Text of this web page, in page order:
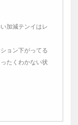
加減テンイはレ
ョン下がってる
たくわかない状